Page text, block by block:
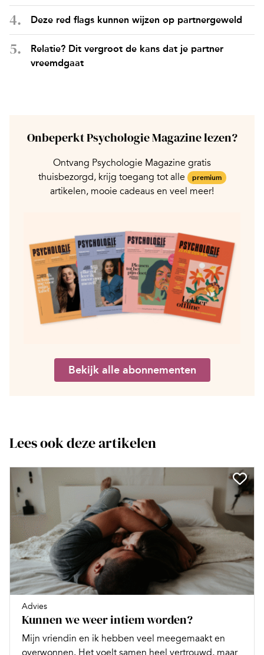
Deze red flags kunnen wijzen op partnergeweld
Relatie? Dit vergroot de kans dat je partner
vreemdgaat
Onbeperkt Psychologie Magazine lezen?
Ontvang Psychologie Magazine gratis
thuisbezorgd, krijg toegang tot alle
premium
artikelen, mooie cadeaus en veel meer!
Bekijk alle abonnementen
Lees ook deze artikelen
Advies
Kunnen we weer intiem worden?
Mijn vriendin en ik hebben veel meegemaakt en